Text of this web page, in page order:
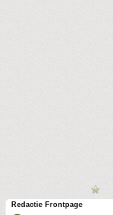
Redactie Frontpage